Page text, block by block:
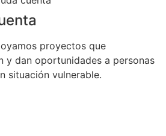
proyectos que
y dan oportunidades a personas
situación vulnerable.